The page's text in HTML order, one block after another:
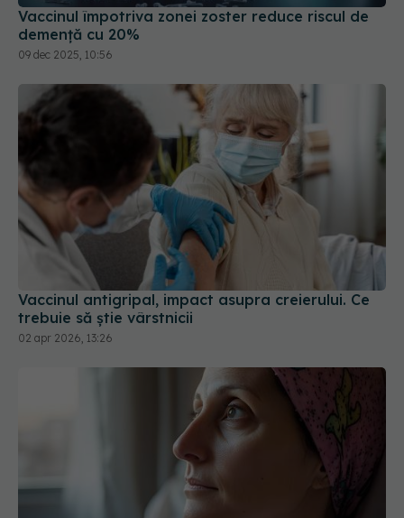
09 dec 2025, 10:56
Vaccinul antigripal, impact asupra creierului. Ce
trebuie să știe vârstnicii
02 apr 2026, 13:26